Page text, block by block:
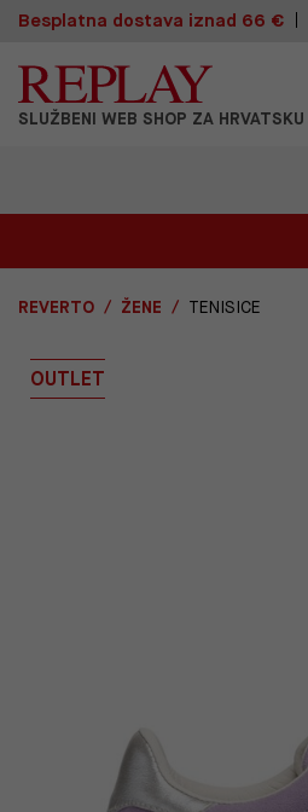
Besplatna dostava iznad 66 €
SLUŽBENI WEB SHOP ZA HRVATSKU
REVERTO ŽENE TENISICE
OUTLET